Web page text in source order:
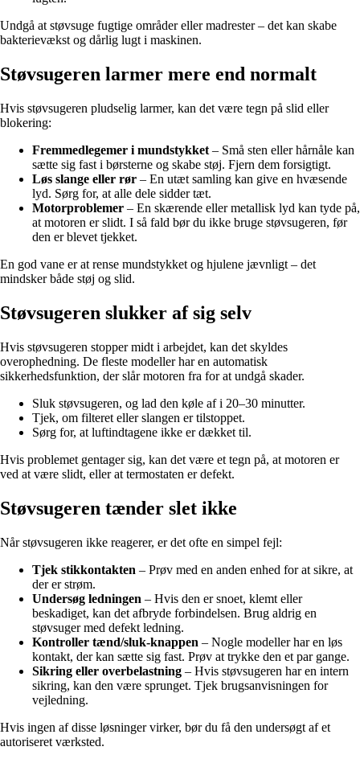
Undgå at støvsuge fugtige områder eller madrester – det kan skabe
bakterievækst og dårlig lugt i maskinen.
Støvsugeren larmer mere end normalt
Hvis støvsugeren pludselig larmer, kan det være tegn på slid eller
blokering:
Fremmedlegemer i mundstykket – Små sten eller hårnåle kan
sætte sig fast i børsterne og skabe støj. Fjern dem forsigtigt.
Løs slange eller rør – En utæt samling kan give en hvæsende
lyd. Sørg for, at alle dele sidder tæt.
Motorproblemer – En skærende eller metallisk lyd kan tyde på,
at motoren er slidt. I så fald bør du ikke bruge støvsugeren, før
den er blevet tjekket.
En god vane er at rense mundstykket og hjulene jævnligt – det
mindsker både støj og slid.
Støvsugeren slukker af sig selv
Hvis støvsugeren stopper midt i arbejdet, kan det skyldes
overophedning. De fleste modeller har en automatisk
sikkerhedsfunktion, der slår motoren fra for at undgå skader.
Sluk støvsugeren, og lad den køle af i 20–30 minutter.
Tjek, om filteret eller slangen er tilstoppet.
Sørg for, at luftindtagene ikke er dækket til.
Hvis problemet gentager sig, kan det være et tegn på, at motoren er
ved at være slidt, eller at termostaten er defekt.
Støvsugeren tænder slet ikke
Når støvsugeren ikke reagerer, er det ofte en simpel fejl:
Tjek stikkontakten – Prøv med en anden enhed for at sikre, at
der er strøm.
Undersøg ledningen – Hvis den er snoet, klemt eller
beskadiget, kan det afbryde forbindelsen. Brug aldrig en
støvsuger med defekt ledning.
Kontroller tænd/sluk-knappen – Nogle modeller har en løs
kontakt, der kan sætte sig fast. Prøv at trykke den et par gange.
Sikring eller overbelastning – Hvis støvsugeren har en intern
sikring, kan den være sprunget. Tjek brugsanvisningen for
vejledning.
Hvis ingen af disse løsninger virker, bør du få den undersøgt af et
autoriseret værksted.